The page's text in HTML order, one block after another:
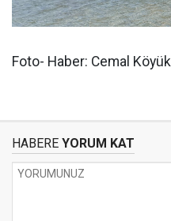
Foto- Haber: Cemal Köyük
HABERE YORUM KAT